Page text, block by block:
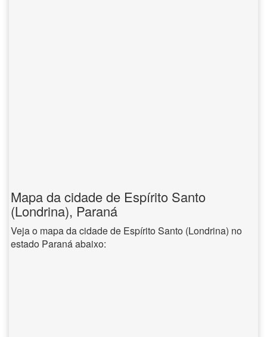
Mapa da cidade de Espírito Santo
(Londrina), Paraná
Veja o mapa da cidade de Espírito Santo (Londrina) no
estado Paraná abaixo: